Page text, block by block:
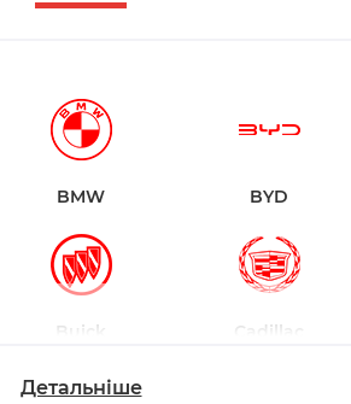
BMW BYD
Buick Cadillac
Детальніше